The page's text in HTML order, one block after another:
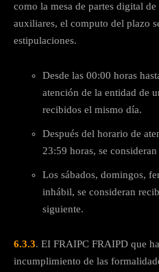
como la mesa de partes digital
auxiliares, el computo del plazo
estipulaciones.
Desde las 00:00 horas
atención de la entidad de
recibidos el mismo día.
Después del horario de
23:59 horas, se
Los sábados, domingos,
inhábil, se consideran
siguiente.
6.3.3. EI FRAIPC FRAIPD que
incumplimiento de las